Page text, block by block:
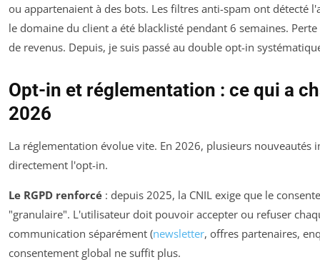
ou appartenaient à des bots. Les filtres anti-spam ont détecté
le domaine du client a été blacklisté pendant 6 semaines.
de revenus. Depuis, je suis passé au double opt-in
Opt-in et réglementation : ce qui a
2026
La réglementation évolue vite. En 2026, plusieurs nouveautés
directement l'opt-in.
Le RGPD renforcé : depuis 2025, la CNIL exige que le
"granulaire". L'utilisateur doit pouvoir accepter ou refuser
communication séparément (newsletter, offres partenaires,
consentement global ne suffit plus.